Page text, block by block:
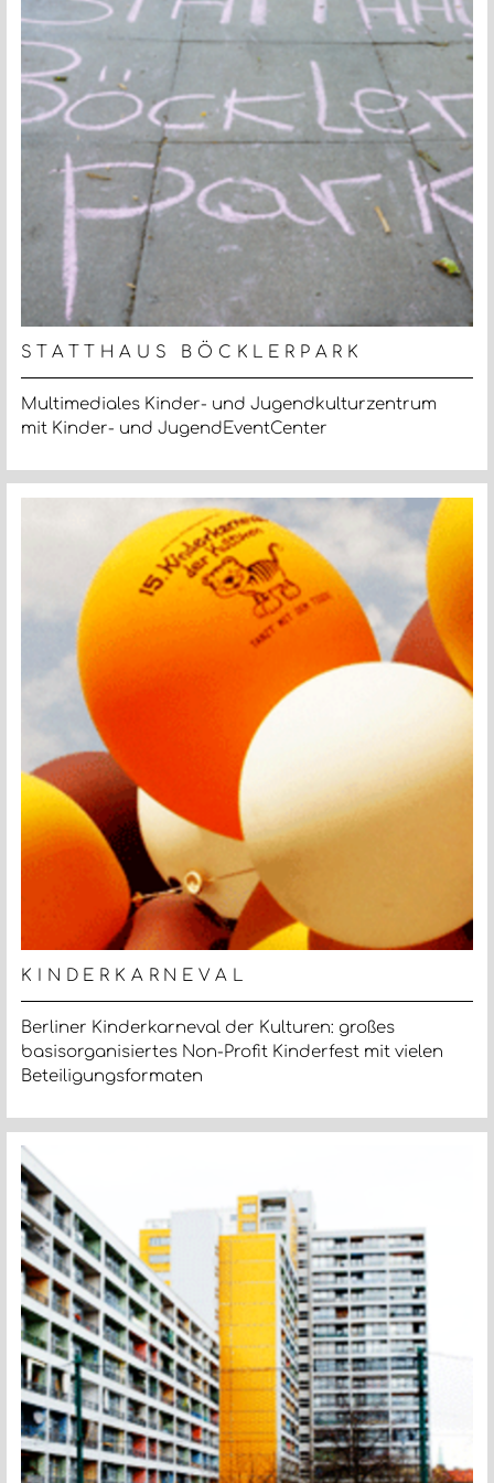
STATTHAUS BÖCKLERPARK
Multimediales Kinder- und Jugendkulturzentrum
mit Kinder- und JugendEventCenter
KINDERKARNEVAL
Berliner Kinderkarneval der Kulturen: großes
basisorganisiertes Non-Profit Kinderfest mit vielen
Beteiligungsformaten